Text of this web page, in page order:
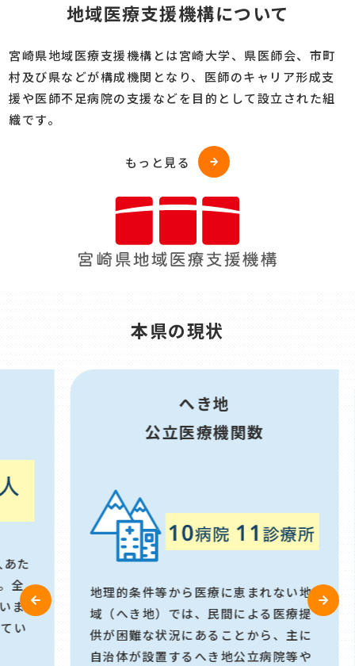
地域医療支援機構について
宮崎県地域医療支援機構とは宮崎大学、県医師会、市町
村及び県などが構成機関となり、医師のキャリア形成支
援や医師不足病院の支援などを目的として設立された組
織です。
もっと見る
本県の現状
へき地
公立医療機関数
地理的条件等から医療に恵まれない地
域（へき地）では、民間による医療提
供が困難な状況にあることから、主に
自治体が設置するへき地公立病院等や